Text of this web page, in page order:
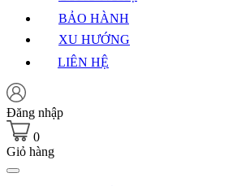
BẢO HÀNH
XU HƯỚNG
LIÊN HỆ
Đăng nhập
0
Giỏ hàng